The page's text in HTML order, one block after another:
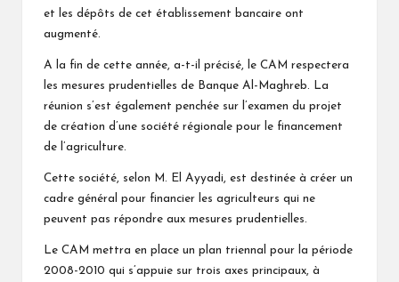
et les dépôts de cet établissement bancaire ont
augmenté.
A la fin de cette année, a-t-il précisé, le CAM respectera
les mesures prudentielles de Banque Al-Maghreb. La
réunion s’est également penchée sur l’examen du projet
de création d’une société régionale pour le financement
de l’agriculture.
Cette société, selon M. El Ayyadi, est destinée à créer un
cadre général pour financier les agriculteurs qui ne
peuvent pas répondre aux mesures prudentielles.
Le CAM mettra en place un plan triennal pour la période
2008-2010 qui s’appuie sur trois axes principaux, à